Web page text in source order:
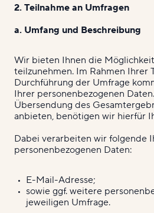
2. Teilnahme an Umfragen
a. Umfang und Beschreibung
Wir bieten Ihnen die
teilzunehmen. Im Rahmen Ihrer
Durchführung der Umfrage
Ihrer personenbezogenen
Übersendung des
anbieten, benötigen wir hierfür
Dabei verarbeiten wir folgende
personenbezogenen Daten:
E-Mail-Adresse;
sowie ggf. weitere
jeweiligen Umfrage.